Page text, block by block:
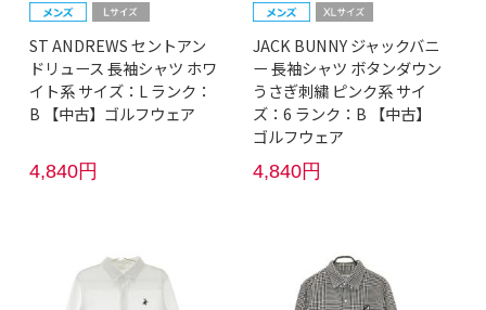
ST ANDREWS セントアン
ドリュース 長袖シャツ ホワ
イト系 サイズ：L ランク：
B 【中古】ゴルフウェア
4,840円
JACK BUNNY ジャックバニ
ー 長袖シャツ ボタンダウン
うさぎ刺繍 ピンク系 サイ
ズ：6 ランク：B 【中古】
ゴルフウェア
4,840円